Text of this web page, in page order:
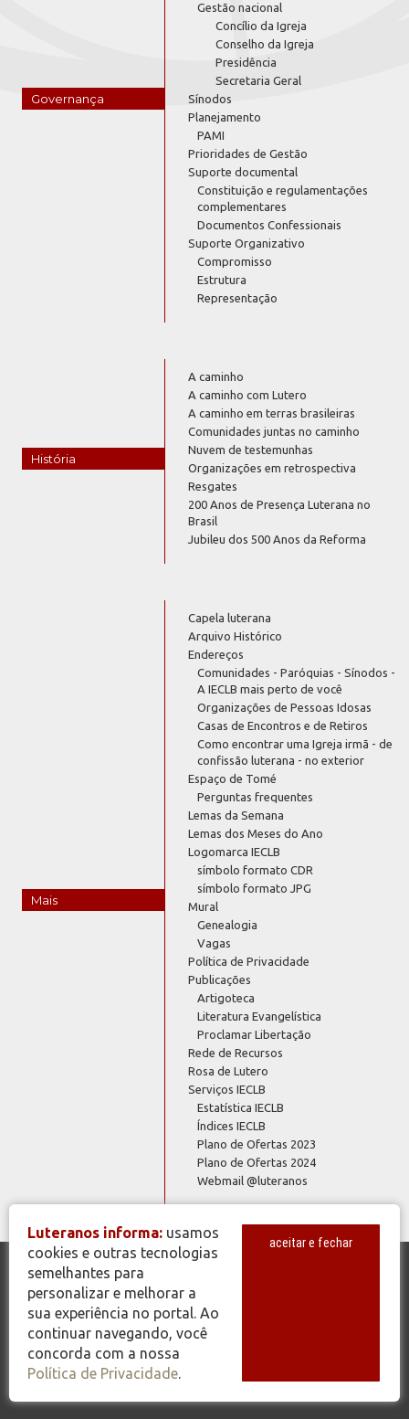
Governança
Gestão nacional
Concílio da Igreja
Conselho da Igreja
Presidência
Secretaria Geral
Sínodos
Planejamento
PAMI
Prioridades de Gestão
Suporte documental
Constituição e regulamentações
complementares
Documentos Confessionais
Suporte Organizativo
Compromisso
Estrutura
Representação
História
A caminho
A caminho com Lutero
A caminho em terras brasileiras
Comunidades juntas no caminho
Nuvem de testemunhas
Organizações em retrospectiva
Resgates
200 Anos de Presença Luterana no
Brasil
Jubileu dos 500 Anos da Reforma
Mais
Capela luterana
Arquivo Histórico
Endereços
Comunidades - Paróquias - Sínodos -
A IECLB mais perto de você
Organizações de Pessoas Idosas
Casas de Encontros e de Retiros
Como encontrar uma Igreja irmã - de
confissão luterana - no exterior
Espaço de Tomé
Perguntas frequentes
Lemas da Semana
Lemas dos Meses do Ano
Logomarca IECLB
símbolo formato CDR
símbolo formato JPG
Mural
Genealogia
Vagas
Política de Privacidade
Publicações
Artigoteca
Literatura Evangelística
Proclamar Libertação
Rede de Recursos
Rosa de Lutero
Serviços IECLB
Estatística IECLB
Índices IECLB
Plano de Ofertas 2023
Plano de Ofertas 2024
Webmail @luteranos
© Copyright 2026 - Todos os Direitos Reservados - IECLB - Igreja
Evangélica de Confissão Luterana no Brasil - Portal Luteranos -
www.luteranos.com.br
Luteranos informa: usamos
cookies e outras tecnologias
semelhantes para
personalizar e melhorar a
sua experiência no portal. Ao
continuar navegando, você
concorda com a nossa
Política de Privacidade.
aceitar e fechar